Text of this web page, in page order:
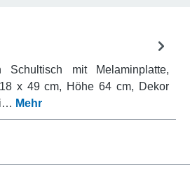
Schultisch mit Melaminplatte,
x 49 cm, Höhe 64 cm, Dekor
Mehr